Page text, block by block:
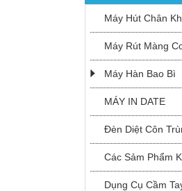
Máy Hút Chân
Máy Rút Màng
Máy Hàn Bao Bì
MÁY IN DATE
Đèn Diệt Côn
Các Sảm Phẩm
Dụng Cụ Cầm